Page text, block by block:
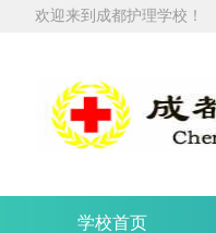
欢迎来到成都护理学校！
学校首页